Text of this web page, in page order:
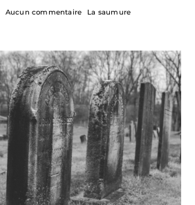
Aucun commentaire La saumure